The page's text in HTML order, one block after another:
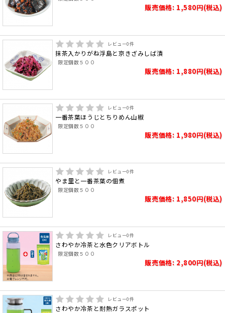
販売価格: 1,580円(税込)
レビュー0件
抹茶入かりがね浮島と京きざみしば漬
限定個数５００
販売価格: 1,880円(税込)
レビュー0件
一番茶葉ほうじとちりめん山椒
限定個数５００
販売価格: 1,980円(税込)
レビュー0件
やま里と一番茶葉の佃煮
限定個数５００
販売価格: 1,850円(税込)
レビュー0件
さわやか冷茶と水色クリアボトル
限定個数５００
販売価格: 2,800円(税込)
レビュー0件
さわやか冷茶と耐熱ガラスポット